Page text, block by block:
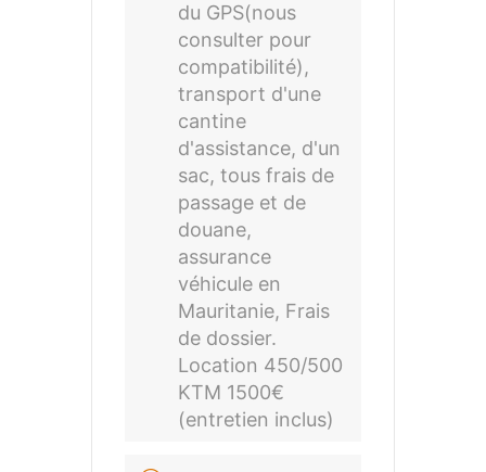
du GPS(nous
consulter pour
compatibilité),
transport d'une
cantine
d'assistance, d'un
sac, tous frais de
passage et de
douane,
assurance
véhicule en
Mauritanie, Frais
de dossier.
Location 450/500
KTM 1500€
(entretien inclus)